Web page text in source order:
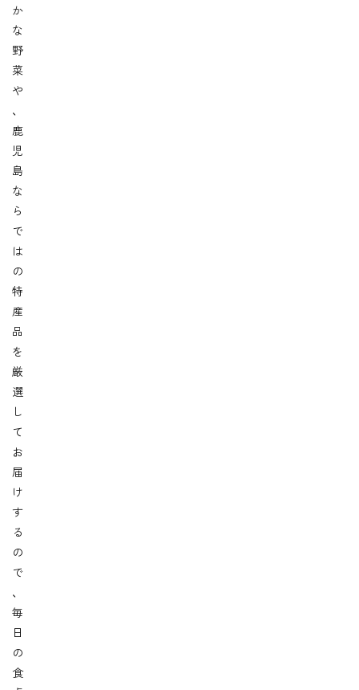
か
な
野
菜
や
、
鹿
児
島
な
ら
で
は
の
特
産
品
を
厳
選
し
て
お
届
け
す
る
の
で
、
毎
日
の
食